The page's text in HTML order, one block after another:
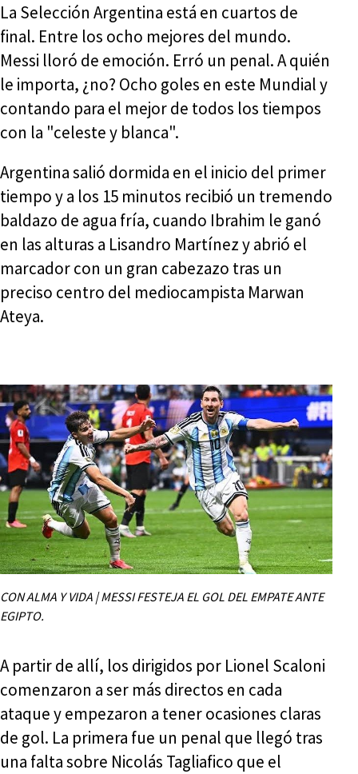
La Selección Argentina está en cuartos de
final. Entre los ocho mejores del mundo.
Messi lloró de emoción. Erró un penal. A quién
le importa, ¿no? Ocho goles en este Mundial y
contando para el mejor de todos los tiempos
con la "celeste y blanca".
Argentina salió dormida en el inicio del primer
tiempo y a los 15 minutos recibió un tremendo
baldazo de agua fría, cuando Ibrahim le ganó
en las alturas a Lisandro Martínez y abrió el
marcador con un gran cabezazo tras un
preciso centro del mediocampista Marwan
Ateya.
CON ALMA Y VIDA | MESSI FESTEJA EL GOL DEL EMPATE ANTE
EGIPTO.
A partir de allí, los dirigidos por Lionel Scaloni
comenzaron a ser más directos en cada
ataque y empezaron a tener ocasiones claras
de gol. La primera fue un penal que llegó tras
una falta sobre Nicolás Tagliafico que el